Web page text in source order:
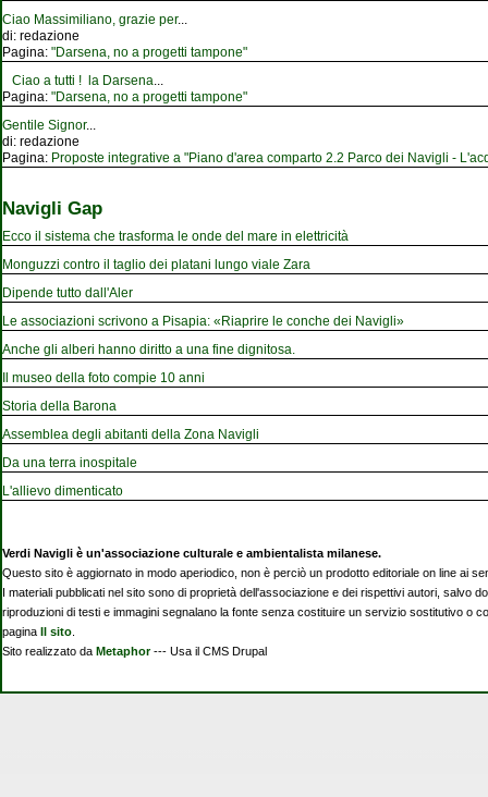
Ciao Massimiliano, grazie per...
di: redazione
Pagina: "Darsena, no a progetti tampone"
Ciao a tutti ! la Darsena
Pagina: "Darsena, no a progetti tampone"
Gentile Signor...
di: redazione
Pagina: Proposte integrative a "Piano d'area comparto 2.2 Parco dei Navigli -
Navigli Gap
Ecco il sistema che trasforma le onde del mare in elettricità
Monguzzi contro il taglio dei platani lungo viale Zara
Dipende tutto dall'Aler
Le associazioni scrivono a Pisapia: «Riaprire le conche dei Navigli»
Anche gli alberi hanno diritto a una fine dignitosa.
Il museo della foto compie 10 anni
Storia della Barona
Assemblea degli abitanti della Zona Navigli
Da una terra inospitale
L'allievo dimenticato
Verdi Navigli è un'associazione culturale e ambientalista milanese.
Questo sito è aggiornato in modo aperiodico, non è perciò un prodotto editoriale on line ai
I materiali pubblicati nel sito sono di proprietà dell'associazione e dei rispettivi autori, salvo
riproduzioni di testi e immagini segnalano la fonte senza costituire un servizio sostitutivo o
pagina Il sito
Sito realizzato da Metaphor--- Usa il CMS Drupal